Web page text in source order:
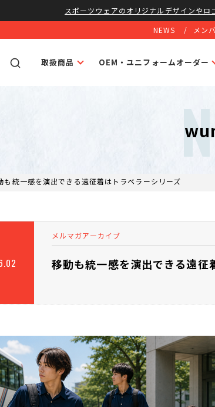
スポーツウェアのオリジナルデザインや
取扱商品 OEM・ユニフォームオーダー
NEWS メン
も統一感を演出できる遠征着はトラベラーシリーズ
メルマガアーカイブ
移動も統一感を演出できる遠征